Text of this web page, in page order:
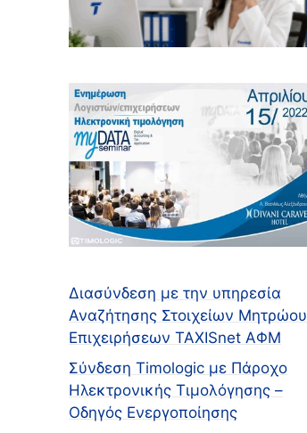
Διασύνδεση με την υπηρεσία
Αναζήτησης Στοιχείων Μητρώου
Επιχειρήσεων TAXISnet ΑΦΜ
Σύνδεση Timologic με Πάροχο
Ηλεκτρονικής Τιμολόγησης –
Οδηγός Ενεργοποίησης